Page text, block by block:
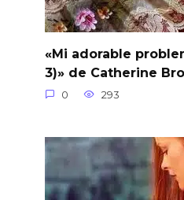
«Mi adorable
3)» de Catherine
0 293